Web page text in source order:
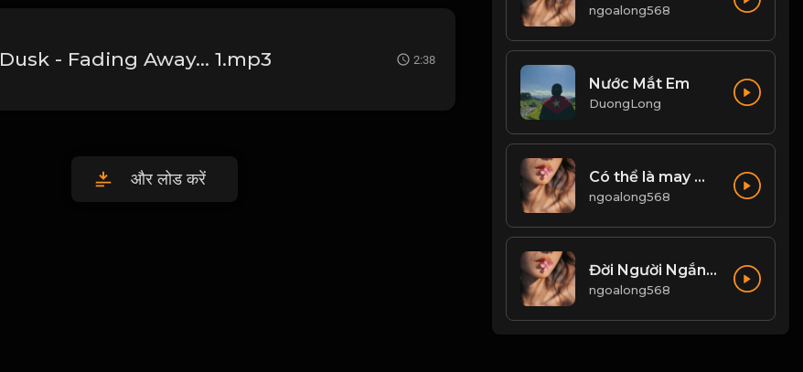
Dusk - Fading Away... 1.mp3 2:38
और लोड करें
ngoalong568
Nước Mắt Em
DuongLong
Có thể là may mắn, mất đi là số mệnh Đạo
ngoalong568
Đời Người Ngắn Ngủi - Nhân Sinh Vô Thường! Đạo
ngoalong568